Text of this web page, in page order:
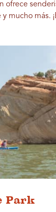
ofrece
mucho más.
Park